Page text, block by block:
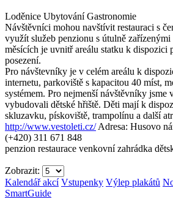
Loděnice Ubytování Gastronomie
Návštěvníci mohou navštívit restauraci s
využít služeb penzionu s útulně
měsících je uvnitř areálu statku k dispozici
posezení.
Pro návštevníky je v celém areálu k
internetu, parkoviště s kapacitou 40 míst,
systémem. Pro nejmenší návštěvníky jsme
vybudovali dětské hřiště. Děti mají k
skluzavku, pískoviště, trampolínu a další
http://www.vestoleti.cz/ Adresa: Husovo
(+420) 311 671 848
penzion restaurace venkovní zahrádka
Zobrazit:
Kalendář akcí Vstupenky Výlep plakátů
SmartGuide